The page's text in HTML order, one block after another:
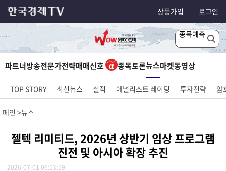
상품가입 로그인
종목예측
파트너방송전문가전략매매신호 종목토론뉴스마켓동영상
TOP STORY 최신뉴스 실적 애널리스트 레이팅 투자전략 암
메인 뉴스
젤텍 리미티드, 2026년 상반기 임상 프로그램
진전 및 아시아 확장 추진
2026-07-01 06:53:59